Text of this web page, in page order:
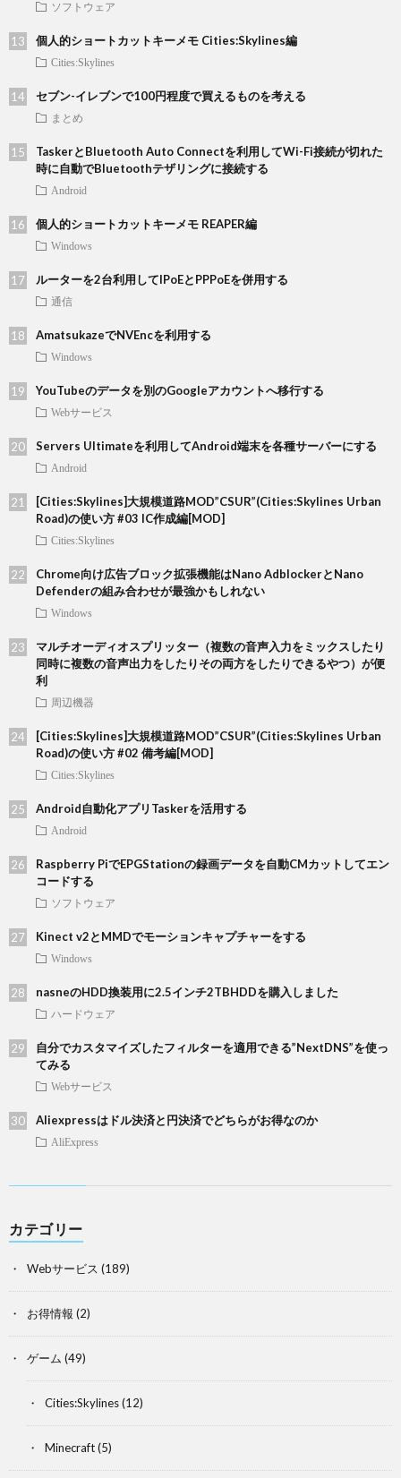
ソフトウェア
個人的ショートカットキーメモ Cities:Skylines編
Cities:Skylines
セブン-イレブンで100円程度で買えるものを考える
まとめ
TaskerとBluetooth Auto Connectを利用してWi-Fi接続が切れた
時に自動でBluetoothテザリングに接続する
Android
個人的ショートカットキーメモ REAPER編
Windows
ルーターを2台利用してIPoEとPPPoEを併用する
通信
AmatsukazeでNVEncを利用する
Windows
YouTubeのデータを別のGoogleアカウントへ移行する
Webサービス
Servers Ultimateを利用してAndroid端末を各種サーバーにする
Android
[Cities:Skylines]大規模道路MOD”CSUR”(Cities:Skylines Urban
Road)の使い方 #03 IC作成編[MOD]
Cities:Skylines
Chrome向け広告ブロック拡張機能はNano AdblockerとNano
Defenderの組み合わせが最強かもしれない
Windows
マルチオーディオスプリッター（複数の音声入力をミックスしたり
同時に複数の音声出力をしたりその両方をしたりできるやつ）が便
利
周辺機器
[Cities:Skylines]大規模道路MOD”CSUR”(Cities:Skylines Urban
Road)の使い方 #02 備考編[MOD]
Cities:Skylines
Android自動化アプリTaskerを活用する
Android
Raspberry PiでEPGStationの録画データを自動CMカットしてエン
コードする
ソフトウェア
Kinect v2とMMDでモーションキャプチャーをする
Windows
nasneのHDD換装用に2.5インチ2TBHDDを購入しました
ハードウェア
自分でカスタマイズしたフィルターを適用できる”NextDNS”を使っ
てみる
Webサービス
Aliexpressはドル決済と円決済でどちらがお得なのか
AliExpress
カテゴリー
Webサービス (189)
お得情報 (2)
ゲーム (49)
Cities:Skylines(12)
Minecraft(5)